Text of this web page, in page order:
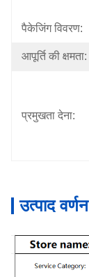
पैकेजिंग विवरण:
आपूर्ति की क्षमता:
प्रमुखता देना:
उत्पाद वर्णन